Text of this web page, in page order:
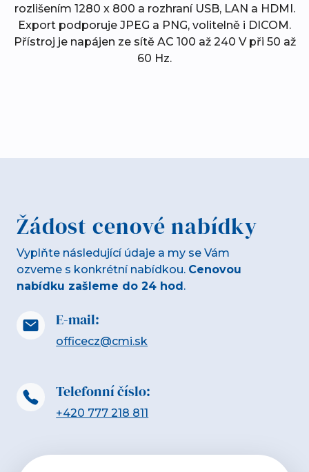
rozlišením 1280 x 800 a rozhraní USB, LAN a HDMI.
Export podporuje JPEG a PNG, volitelně i DICOM.
Přístroj je napájen ze sítě AC 100 až 240 V při 50 až
60 Hz.
Žádost cenové nabídky
Vyplňte následující údaje a my se Vám
ozveme s konkrétní nabídkou. Cenovou
nabídku zašleme do 24 hod.
E-mail:
officecz@cmi.sk
Telefonní číslo:
+420 777 218 811